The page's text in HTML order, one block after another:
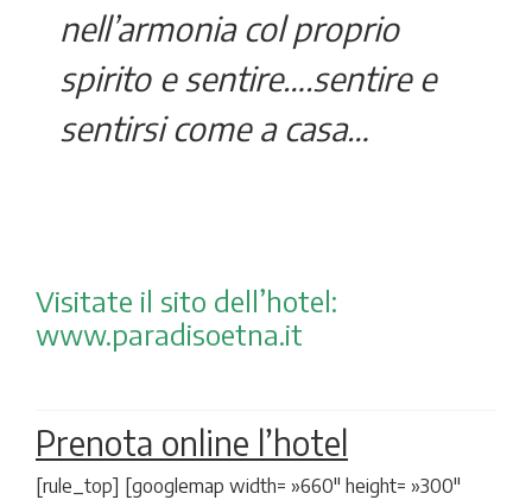
nell’armonia col proprio
spirito e sentire….sentire e
sentirsi come a casa…
Visitate il sito dell’hotel:
www.paradisoetna.it
Prenota online l’hotel
[rule_top] [googlemap width= »660″ height= »300″